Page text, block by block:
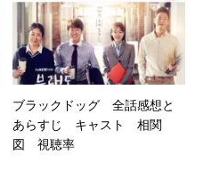
ブラックドッグ 全話感想と
あらすじ キャスト 相関
図 視聴率